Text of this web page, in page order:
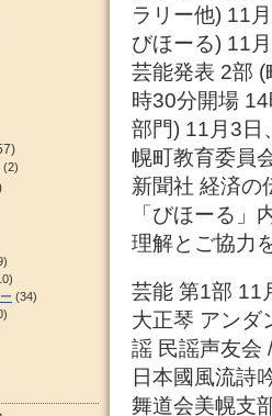
ラリー他) 11
びほーる) 11
芸能発表 2部
時30分開場
部門) 11月3日
幌町教育委員
新聞社 経済の
「びほーる
理解とご協力
芸能 第1部 11
大正琴 アンダ
謡 民謡声友会
日本國風流詩
舞道会美幌支
(2)
(34)